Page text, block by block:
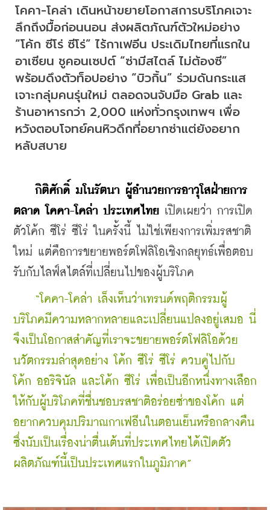
โคคา-โคล่า เดินหน้าขยายโอกาสการบริโภคเจาะ
ลึกถึงมื้อก่อนนอน ส่งผลิตภัณฑ์ตัวใหม่อย่าง
“โค้ก ซีโร่ ซีโร่” ไร้กาเฟอีน ประเดิมไทยที่แรกใน
อาเซียน ชูคอนเซปต์ “ซ่ามีสไตล์ ไม่ต้องซี”
พร้อมดึงตัวท็อปอย่าง “บิวกิ้น” ร่วมดันกระแส
เจาะกลุ่มคนรุ่นใหม่ ตลอดจนจับมือ Grab และ
ร้านอาหารกว่า 2,000 แห่งทั่วกรุงเทพฯ เพื่อ
หวังตอบโจทย์คนหิวดึกที่อยากซ่าแต่ยังอยาก
หลับสบาย
กิติศักดิ์ มโนรัตนา ผู้อำนวยการอาวุโสฝ่ายการ
ตลาด โคคา-โคล่า ประเทศไทย เปิดเผยว่า การเปิด
ตัวโค้ก ซีโร่ ซีโร่ ในครั้งนี้ ไม่ใช่เพียงการเพิ่มรสชาติ
ใหม่ แต่คือการขยายพอร์ตโฟลิโอเชิงกลยุทธ์เพื่อตอบ
รับกับไลฟ์สไตล์ที่เปลี่ยนไปของผู้บริโภค
“โคคา-โคล่า เล็งเห็นว่าเทรนด์พฤติกรรมผู้
บริโภคมีความหลากหลายและเปลี่ยนแปลงอยู่เสมอ นี่
จึงเป็นโอกาสสำคัญที่เราจะขยายพอร์ตโฟลิโอด้วย
นวัตกรรมล่าสุดอย่าง โค้ก ซีโร่ ซีโร่ ควบคู่ไปกับ
โค้ก ออริจินัล และโค้ก ซีโร่ เพื่อเป็นอีกหนึ่งทางเลือก
ให้กับผู้บริโภคที่ชื่นชอบรสชาติอร่อยซ่าของโค้ก แต่
อยากควบคุมปริมาณกาเฟอีนในตอนเย็นหรือกลางคืน
ซึ่งนับเป็นเรื่องน่าตื่นเต้นที่ประเทศไทยได้เปิดตัว
ผลิตภัณฑ์นี้เป็นประเทศแรกในภูมิภาค”